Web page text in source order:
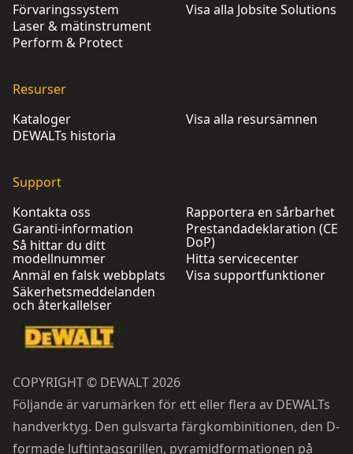
Förvaringssystem
Laser & mätinstrument
Perform & Protect
Visa alla Jobsite Solutions
Resurser
Kataloger
DEWALTs historia
Visa alla resursämnen
Support
Kontakta oss
Garanti-information
Så hittar du ditt
modellnummer
Anmäl en falsk webbplats
Säkerhetsmeddelanden
och återkallelser
Rapportera en sårbarhet
Prestandadeklaration (CE
DoP)
Hitta servicecenter
Visa supportfunktioner
COPYRIGHT © DEWALT 2026
Följande är varumärken för ett eller flera av DEWALTs
handverktyg. Den gulsvarta färgkombinitionen, den D-
formade luftintagsgrillen, pyramidformationen på